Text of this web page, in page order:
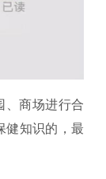
、商场进行合
健知识的，最